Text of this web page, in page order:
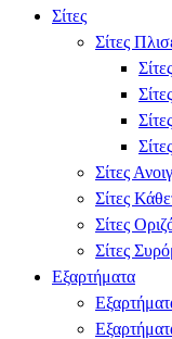
Σίτες
Σίτες
Σίτες
Σίτες
Σίτες
Σίτες
Εξαρτήματα